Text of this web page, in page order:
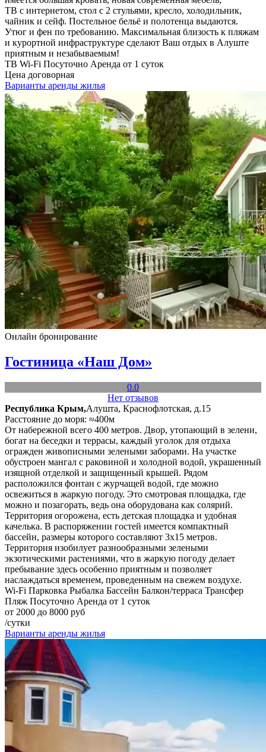
ТВ с интернетом, стол с 2 стульями, кресло, холодильник,
чайник и сейф. Постельное бельё и полотенца выдаются.
Утюг и фен по требованию. Максимальная близость к пляжам
и курортной инфраструктуре сделают Ваш отдых в Алуште
приятным и незабываемым!
ТВ Wi-Fi Посуточно Аренда от 1 суток
Цена договорная
Варианты аренды жилья
Онлайн бронирование
Гостиница «Наш Дом»
0.0
Нет отзывов
Республика Крым,Алушта, Краснофлотская, д.15
Расстояние до моря: ≈400м
От набережной всего 400 метров. Двор, утопающий в зелени,
богат на беседки и террасы, каждый уголок для отдыха
огражден живописными зелеными заборами. На участке
обустроен мангал с раковиной и холодной водой, украшенный
изящной отделкой и защищенный крышей. Рядом
расположился фонтан с журчащей водой, где можно
освежиться в жаркую погоду. Это смотровая площадка, где
можно и позагорать, ведь она оборудована как солярий.
Территория огорожена, есть детская площадка и удобная
качелька. В распоряжении гостей имеется компактный
бассейн, размеры которого составляют 3х15 метров.
Территория изобилует разнообразными зелеными
экзотическими растениями, что в жаркую погоду делает
пребывание здесь особенно приятным и позволяет
наслаждаться временем, проведенным на свежем воздухе.
Wi-Fi Парковка Рыбалка Бассейн Балкон/терраса Трансфер
Пляж Посуточно Аренда от 1 суток
от 2000 до 8000 руб
/сутки
Варианты аренды жилья